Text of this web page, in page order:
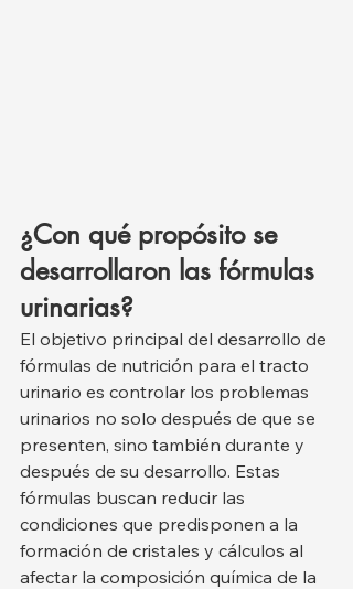
¿Con qué propósito se
desarrollaron las fórmulas
urinarias?
El objetivo principal del desarrollo de
fórmulas de nutrición para el tracto
urinario es controlar los problemas
urinarios no solo después de que se
presenten, sino también durante y
después de su desarrollo. Estas
fórmulas buscan reducir las
condiciones que predisponen a la
formación de cristales y cálculos al
afectar la composición química de la